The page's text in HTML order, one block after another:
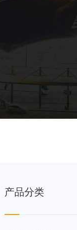
产品分类